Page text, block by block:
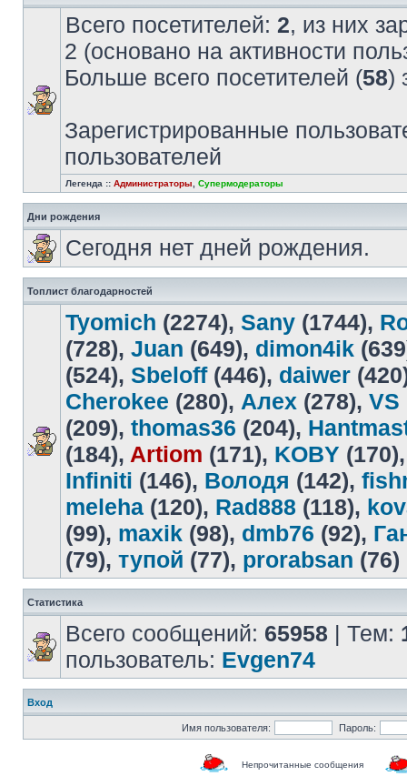
Всего посетителей: 2, из них
2 (основано на активности
Больше всего посетителей (58)
Зарегистрированные
пользователей
Легенда :: Администраторы Супермодераторы
Дни рождения
Сегодня нет дней рождения.
Топлист благодарностей
Tyomich (2274), Sany (1744),
(728), Juan (649), dimon4ik
(524), Sbeloff(446), daiwer
Cherokee (280), Алех (278), VS
(209), thomas36 (204),
(184), Artiom (171), KOBY
Infiniti (146), Володя (142),
meleha (120), Rad888 (118),
(99), maxik (98), dmb76 (92),
(79), тупой (77), prorabsan (76)
Статистика
Всего сообщений: 65958 | Тем:
пользователь: Evgen74
Вход
Имя пользователя: Пароль:
Непрочитанные сообщения